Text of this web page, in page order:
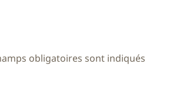
obligatoires sont indiqués